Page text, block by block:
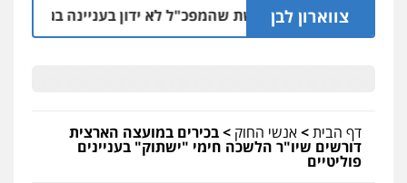
צווארון לבן
ניצב שושן דורשת שהמפכ"ל לא ידון בעניינה בגלל קרבתו
דף הבית>אנשי החוק >בכירים במועצה הארצית
דורשים שיו"ר הלשכה חימי "ישתוק" בעניינים
פוליטיים